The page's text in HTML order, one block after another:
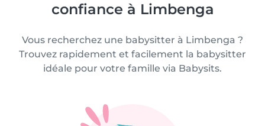
confiance à Limbenga
Vous recherchez une babysitter à Limbenga ?
Trouvez rapidement et facilement la babysitter
idéale pour votre famille via Babysits.